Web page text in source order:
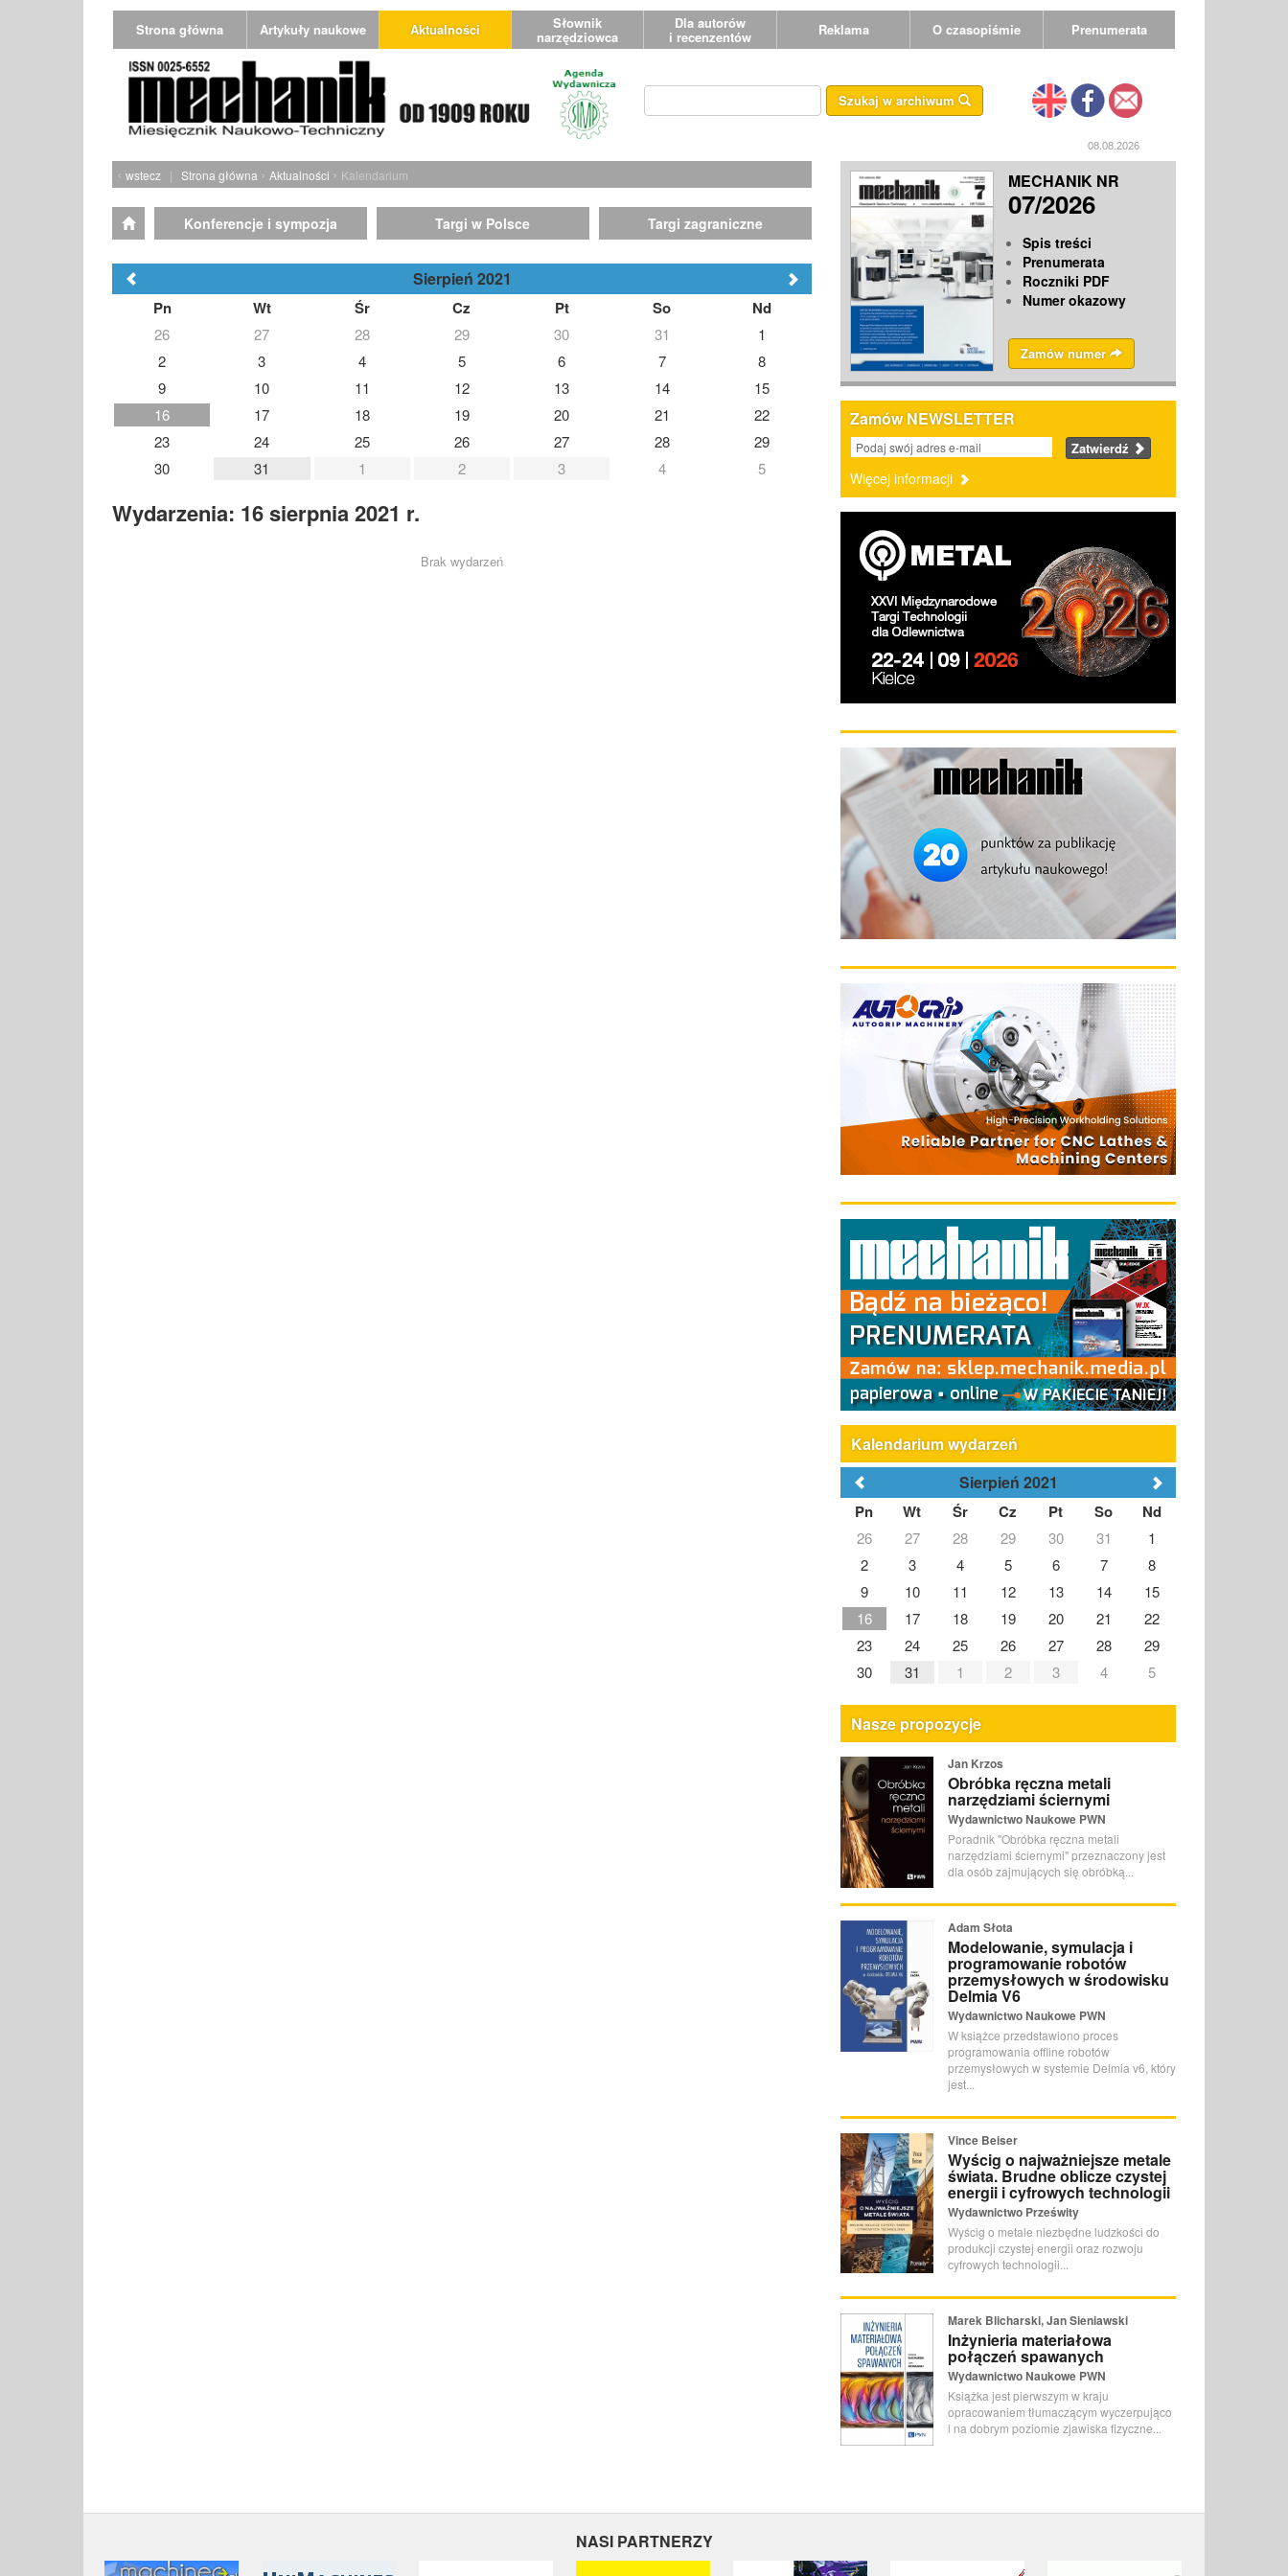
Strona główna Artykuły naukowe Aktualności Słownik
narzędziowca
Dla autorów
i recenzentów Reklama O czasopiśmie Prenumerata
Szukaj w archiwum
08.08.2026
‹ wstecz | Strona główna › Aktualności › Kalendarium
Konferencje i sympozja Targi w Polsce Targi zagraniczne
Sierpień 2021
Pn Wt Śr Cz Pt So Nd
26 27 28 29 30 31
1
2
3 4 5 6 7
8
9
10 11 12 13 14
15
16
17 18 19 20 21
22
23
24 25 26 27 28
29
30
31 1 2 3 4 5
Wydarzenia: 16 sierpnia 2021 r.
Brak wydarzeń
MECHANIK NR
07/2026
Spis treści
Prenumerata
Roczniki PDF
Numer okazowy
Zamów numer
Zamów NEWSLETTER
Zatwierdź
Więcej informacji
Kalendarium wydarzeń
Sierpień 2021
Pn Wt Śr Cz Pt So Nd
26 27 28 29 30 31
1
2
3 4 5 6 7
8
9
10 11 12 13 14
15
16
17 18 19 20 21
22
23
24 25 26 27 28
29
30
31 1 2 3 4 5
Nasze propozycje
Jan Krzos
Obróbka ręczna metali
narzędziami ściernymi
Wydawnictwo Naukowe PWN
Poradnik "Obróbka ręczna metali
narzędziami ściernymi" przeznaczony jest
dla osób zajmujących się obróbką...
Adam Słota
Modelowanie, symulacja i
programowanie robotów
przemysłowych w środowisku
Delmia V6
Wydawnictwo Naukowe PWN
W książce przedstawiono proces
programowania offline robotów
przemysłowych w systemie Delmia v6, który
jest...
Vince Beiser
Wyścig o najważniejsze metale
świata. Brudne oblicze czystej
energii i cyfrowych technologii
Wydawnictwo Prześwity
Wyścig o metale niezbędne ludzkości do
produkcji czystej energii oraz rozwoju
cyfrowych technologii...
Marek Blicharski, Jan Sieniawski
Inżynieria materiałowa
połączeń spawanych
Wydawnictwo Naukowe PWN
Książka jest pierwszym w kraju
opracowaniem tłumaczącym wyczerpująco
i na dobrym poziomie zjawiska fizyczne...
NASI PARTNERZY